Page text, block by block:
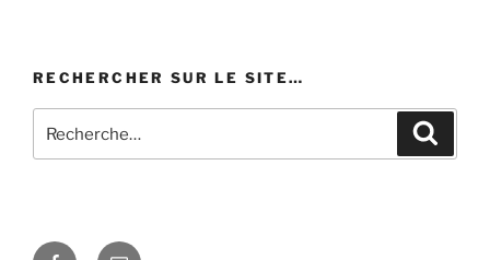
RECHERCHER SUR LE SITE…
pour
Facebook
E-